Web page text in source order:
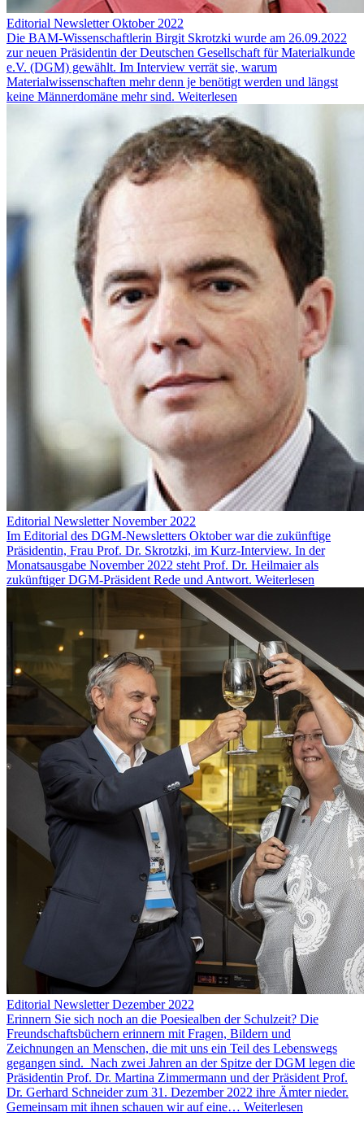
Editorial Newsletter Oktober 2022
Die BAM-Wissenschaftlerin Birgit Skrotzki wurde am 26.09.2022
zur neuen Präsidentin der Deutschen Gesellschaft für Materialkunde
e.V. (DGM) gewählt. Im Interview verrät sie, warum
Materialwissenschaften mehr denn je benötigt werden und längst
keine Männerdomäne mehr sind. Weiterlesen
Editorial Newsletter November 2022
Im Editorial des DGM-Newsletters Oktober war die zukünftige
Präsidentin, Frau Prof. Dr. Skrotzki, im Kurz-Interview. In der
Monatsausgabe November 2022 steht Prof. Dr. Heilmaier als
zukünftiger DGM-Präsident Rede und Antwort. Weiterlesen
Editorial Newsletter Dezember 2022
Erinnern Sie sich noch an die Poesiealben der Schulzeit? Die
Freundschaftsbüchern erinnern mit Fragen, Bildern und
Zeichnungen an Menschen, die mit uns ein Teil des Lebenswegs
gegangen sind. Nach zwei Jahren an der Spitze der DGM legen die
Präsidentin Prof. Dr. Martina Zimmermann und der Präsident Prof.
Dr. Gerhard Schneider zum 31. Dezember 2022 ihre Ämter nieder.
Gemeinsam mit ihnen schauen wir auf eine… Weiterlesen